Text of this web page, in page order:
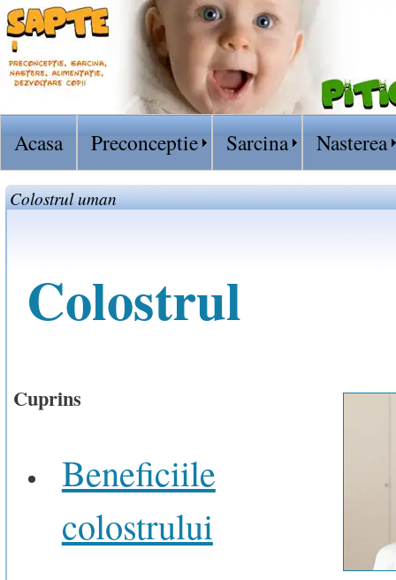
Acasa Preconceptie Sarcina Nasterea
Colostrul uman
Colostrul
Cuprins
Beneficiile
colostrului